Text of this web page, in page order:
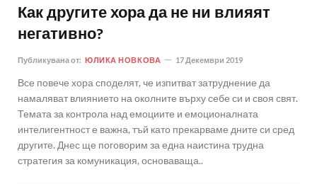
Как другите хора да не ни влияят
негативно?
Публикувана от: ЮЛИКА НОВКОВА 17 Декември 2019
Все повече хора споделят, че изпитват затруднение да
намаляват влиянието на околните върху себе си и своя свят.
Темата за контрола над емоциите и емоционалната
интелигентност е важна, тъй като прекарваме дните си сред
другите. Днес ще поговорим за една наистина трудна
стратегия за комуникация, основаваща..